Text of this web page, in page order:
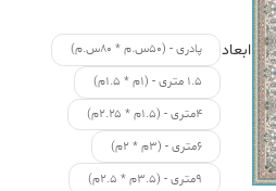
ابعاد
پادری - (۵۰س.م * ۸۰س.م)
۱.۵ متری - (۱م * ۱.۵م)
۴متری - (۱.۵م * ۲.۲۵م)
۶متری - (۳م * ۲م)
۹متری - (۳.۵م * ۲.۵م)